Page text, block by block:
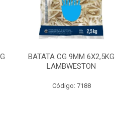
BATATA CG 9MM 6X2,5KG
LAMBWESTON
Código: 7188